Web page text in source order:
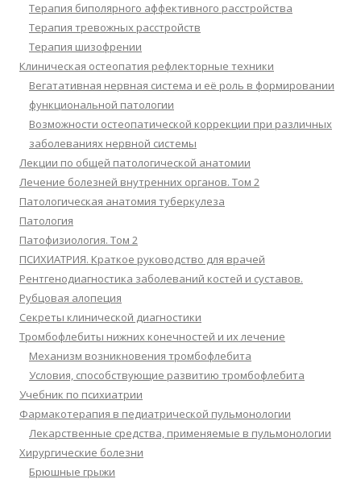
Терапия биполярного аффективного расстройства
Терапия тревожных расстройств
Терапия шизофрении
Клиническая остеопатия рефлекторные техники
Вегатативная нервная система и её роль в формировании
функциональной патологии
Возможности остеопатической коррекции при различных
заболеваниях нервной системы
Лекции по общей патологической анатомии
Лечение болезней внутренних органов. Том 2
Патологическая анатомия туберкулеза
Патология
Патофизиология. Том 2
ПСИХИАТРИЯ. Краткое руководство для врачей
Рентгенодиагностика заболеваний костей и суставов.
Рубцовая алопеция
Секреты клинической диагностики
Тромбофлебиты нижних конечностей и их лечение
Механизм возникновения тромбофлебита
Условия, способствующие развитию тромбофлебита
Учебник по психиатрии
Фармакотерапия в педиатрической пульмонологии
Лекарственные средства, применяемые в пульмонологии
Хирургические болезни
Брюшные грыжи